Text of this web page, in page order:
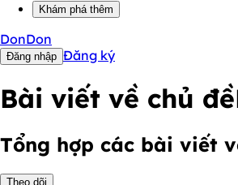
Khám phá thêm
DonDon
Đăng nhập Đăng ký
Bài viết về chủ đề
Tổng hợp các bài viết
Theo dõi